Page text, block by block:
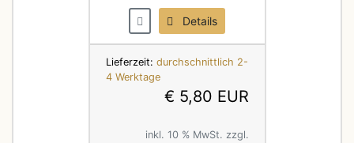
Details
Lieferzeit: durchschnittlich 2-
4 Werktage
€ 5,80 EUR
inkl. 10 % MwSt. zzgl.